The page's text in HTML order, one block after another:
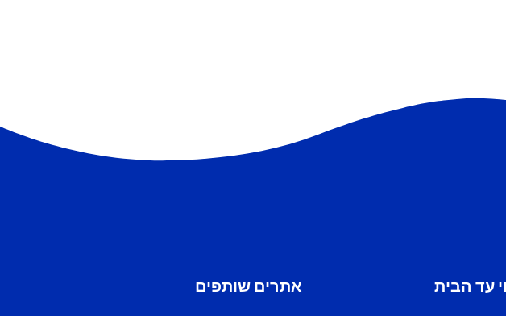
עד הבית אתרים שותפים